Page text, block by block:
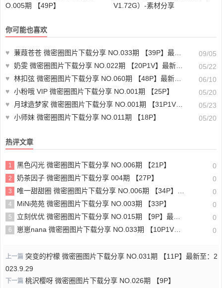
O.005期 【49P】
V1.72G）-素材分享
你可能也喜欢
♥ 蒹葭苍苍 微密圈图片下载分享 NO.033期 【39P】最新至：2024.9.2
09/05
♥ 奶雯 微密圈图片下载分享 NO.022期 【20P1V】最新至：2023.10.26
05/22
♥ 林扣弦 微密圈图片下载分享 NO.060期 【48P】最新至：2024.6.10
06/10
♥ 小粉哦 VIP 微密圈图片下载分享 NO.001期 【25P】
05/20
♥
月球造梦家 微密圈图片下载分享 NO.001期 【31P1V】最新至：2023.12.05
05/23
♥ 小师妹 微密圈图片下载分享 NO.011期 【18P】 05/20
热评文章
1 黑色闪光 微密圈图片下载分享 NO.006期 【21P】 0
2 奶茶因子 微密圈图片下载分享 004期 【27P】 0
3 唯一甜甜圈 微密圈图片下载分享 NO.006期 【34P】最新至：2023.10.26 0
4 MiNi苑苑 微密圈图片下载分享 NO.003期 【33P】 0
5 立刻优优 微密圈图片下载分享 NO.015期 【9P】最新至：2025.2.26 0
6 崽崽nana 微密圈图片下载分享 NO.033期 【10P1V】最新至：2023.10.28 0
上一篇 突变的柠檬 微密圈图片下载分享 NO.031期 【11P】最新至：2
023.9.29
下一篇 桃沢樱呀 微密圈图片下载分享 NO.026期 【9P】